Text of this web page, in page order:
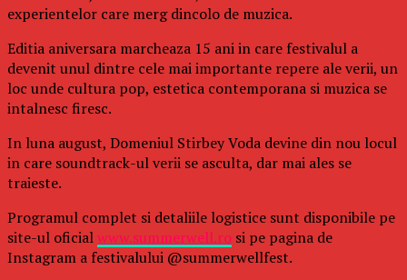
experientelor care merg dincolo de muzica.
Editia aniversara marcheaza 15 ani in care festivalul a
devenit unul dintre cele mai importante repere ale verii, un
loc unde cultura pop, estetica contemporana si muzica se
intalnesc firesc.
In luna august, Domeniul Stirbey Voda devine din nou locul
in care soundtrack-ul verii se asculta, dar mai ales se
traieste.
Programul complet si detaliile logistice sunt disponibile pe
site-ul oficialwww.summerwell.ro si pe pagina de
Instagram a festivalului @summerwellfest.